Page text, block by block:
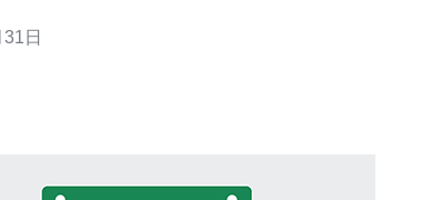
社交工具，快速有效地找到合适的日本站群资
日